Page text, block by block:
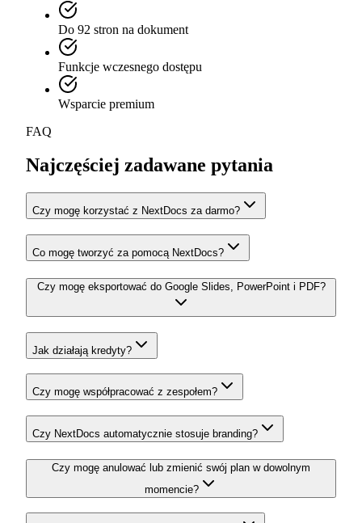
Do 92 stron na dokument
Funkcje wczesnego dostępu
Wsparcie premium
FAQ
Najczęściej zadawane pytania
Czy mogę korzystać z NextDocs za darmo?
Co mogę tworzyć za pomocą NextDocs?
Czy mogę eksportować do Google Slides, PowerPoint i PDF?
Jak działają kredyty?
Czy mogę współpracować z zespołem?
Czy NextDocs automatycznie stosuje branding?
Czy mogę anulować lub zmienić swój plan w dowolnym
momencie?